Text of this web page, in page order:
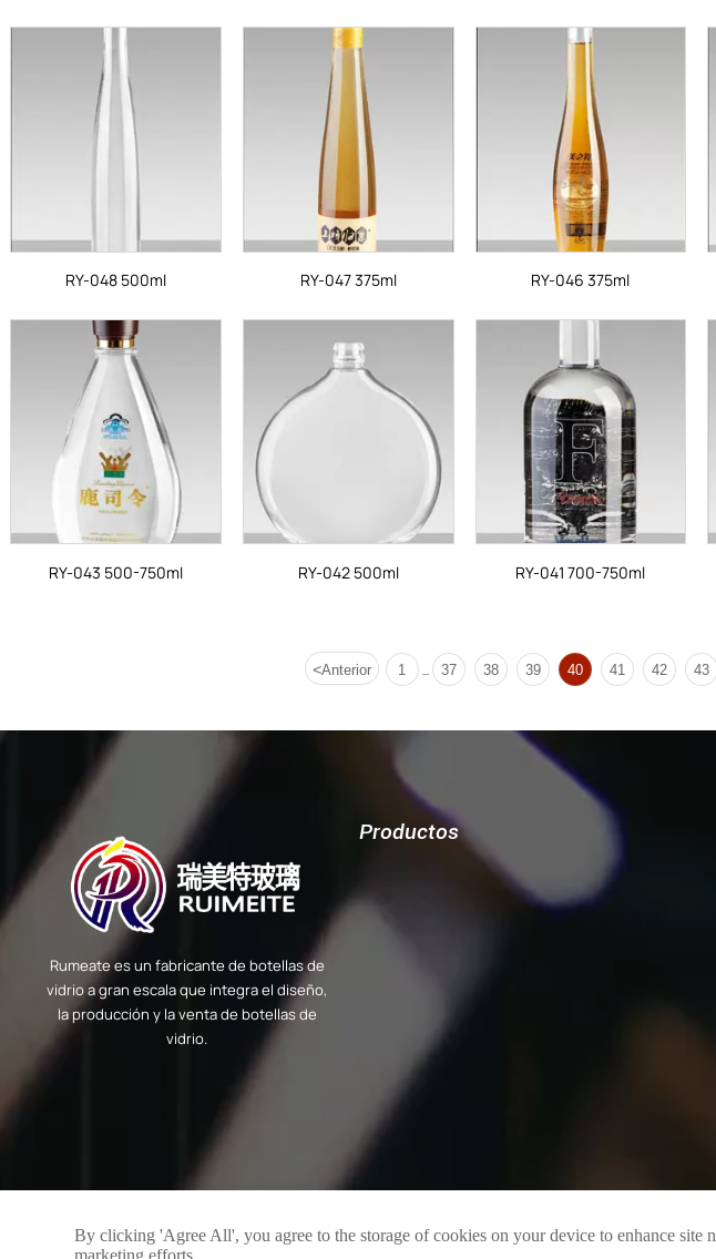
RY-048 500ml RY-047 375ml RY-046 375ml
RY-043 500-750ml RY-042 500ml RY-041 700-750ml
<Anterior 1 37 38 39 40 41 42 43
Rumeate es un fabricante de botellas de
vidrio a gran escala que integra el diseño,
la producción y la venta de botellas de
vidrio.
Productos
By clicking 'Agree All', you agree to the storage of cookies on your device to enhance site
marketing efforts.